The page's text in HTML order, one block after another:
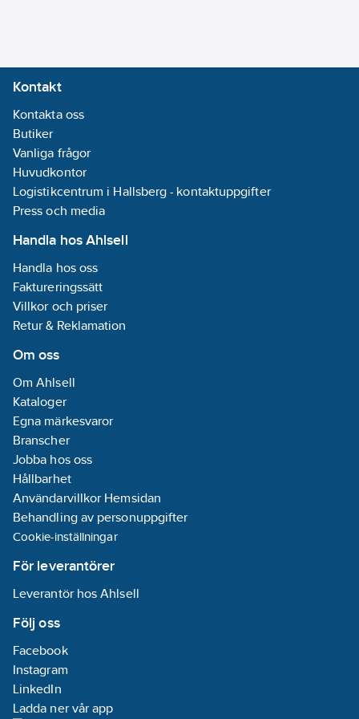
Kontakt
Kontakta oss
Butiker
Vanliga frågor
Huvudkontor
Logistikcentrum i Hallsberg - kontaktuppgifter
Press och media
Handla hos Ahlsell
Handla hos oss
Faktureringssätt
Villkor och priser
Retur & Reklamation
Om oss
Om Ahlsell
Kataloger
Egna märkesvaror
Branscher
Jobba hos oss
Hållbarhet
Användarvillkor Hemsidan
Behandling av personuppgifter
Cookie-inställningar
För leverantörer
Leverantör hos Ahlsell
Följ oss
Facebook
Instagram
LinkedIn
Ladda ner vår app